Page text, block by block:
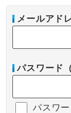
メールアド
パスワード
パスワ